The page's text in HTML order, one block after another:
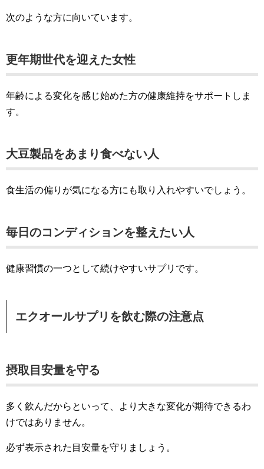
次のような方に向いています。
更年期世代を迎えた女性
年齢による変化を感じ始めた方の健康維持をサポートしま
す。
大豆製品をあまり食べない人
食生活の偏りが気になる方にも取り入れやすいでしょう。
毎日のコンディションを整えたい人
健康習慣の一つとして続けやすいサプリです。
エクオールサプリを飲む際の注意点
摂取目安量を守る
多く飲んだからといって、より大きな変化が期待できるわ
けではありません。
必ず表示された目安量を守りましょう。